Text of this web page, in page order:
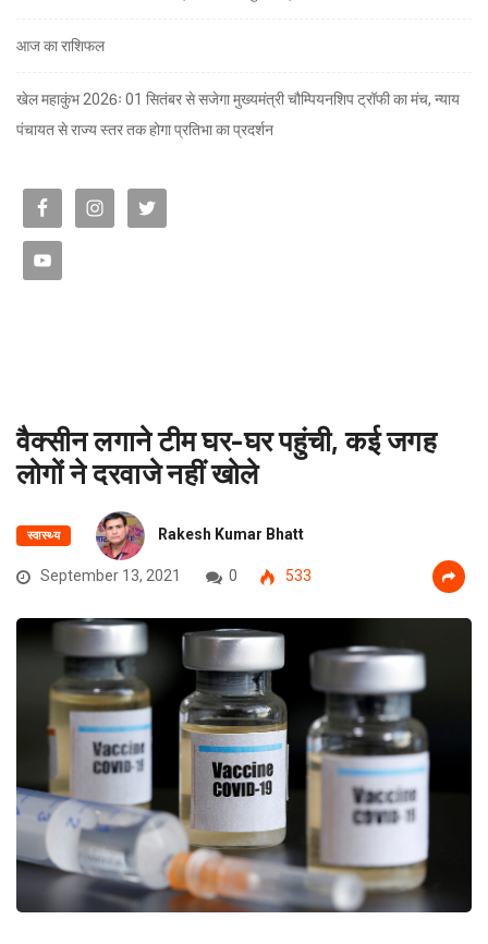
आज का राशिफल
खेल महाकुंभ 2026ः 01 सितंबर से सजेगा मुख्यमंत्री चौम्पियनशिप ट्रॉफी का मंच, न्याय
पंचायत से राज्य स्तर तक होगा प्रतिभा का प्रदर्शन
वैक्सीन लगाने टीम घर-घर पहुंची, कई जगह
लोगों ने दरवाजे नहीं खोले
स्वास्थ्य Rakesh Kumar Bhatt
September 13, 2021 0 533